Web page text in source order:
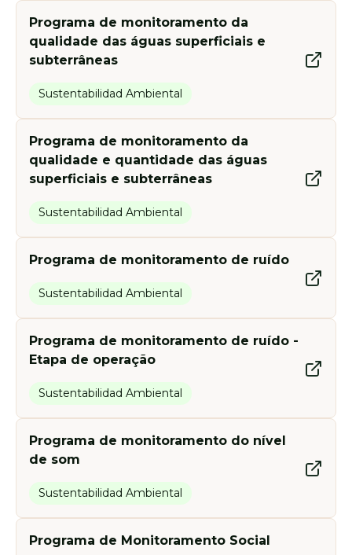
Programa de monitoramento da
qualidade das águas superficiais e
subterrâneas
Sustentabilidad Ambiental
Programa de monitoramento da
qualidade e quantidade das águas
superficiais e subterrâneas
Sustentabilidad Ambiental
Programa de monitoramento de ruído
Sustentabilidad Ambiental
Programa de monitoramento de ruído -
Etapa de operação
Sustentabilidad Ambiental
Programa de monitoramento do nível
de som
Sustentabilidad Ambiental
Programa de Monitoramento Social